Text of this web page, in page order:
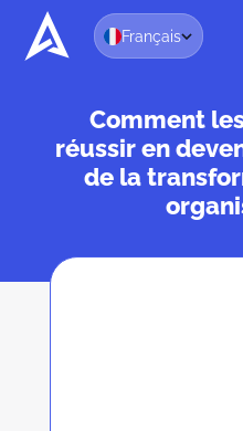
Comment
réussir en
de la
Français